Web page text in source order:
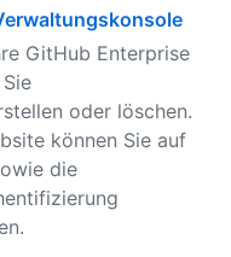
GitHub Enterprise
oder löschen.
können Sie auf
die